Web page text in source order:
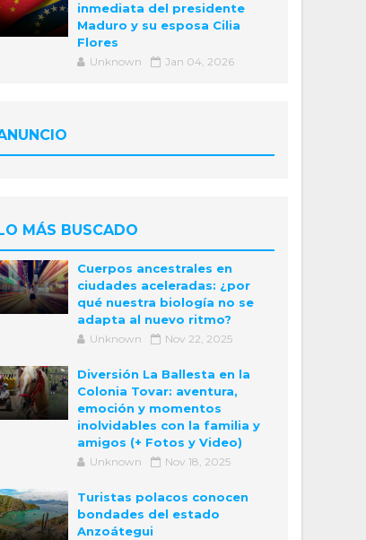
inmediata del presidente
Maduro y su esposa Cilia
Flores
Unknown Jan 04, 2026
MÁS BUSCADO
Cuerpos ancestrales en
ciudades aceleradas: ¿por
qué nuestra biología no se
adapta al nuevo ritmo?
Unknown Nov 22, 2025
Diversión La Ballesta en la
Colonia Tovar: aventura,
emoción y momentos
inolvidables con la familia y
amigos (+ Fotos y Video)
Unknown Nov 18, 2025
Turistas polacos conocen
bondades del estado
Anzoátegui